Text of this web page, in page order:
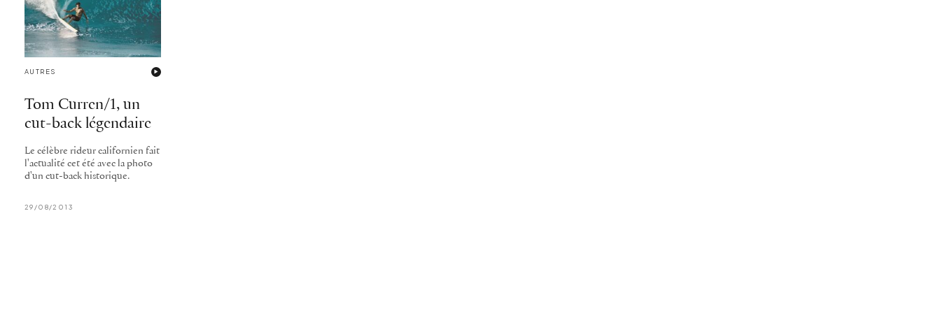
AUTRES
Tom Curren/1, un
cut-back légendaire
Le célèbre rideur californien fait
l'actualité cet été avec la photo
d'un cut-back historique.
29/08/2013